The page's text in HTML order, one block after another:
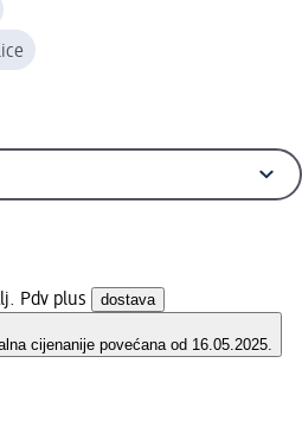
Pdv plus dostava
cijenanije povećana od 16.05.2025.